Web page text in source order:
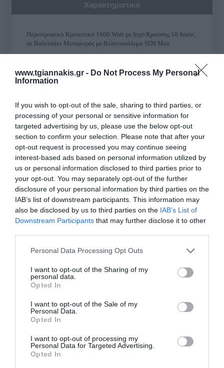
www.tgiannakis.gr - Do Not Process My Personal
Information
If you wish to opt-out of the sale, sharing to third parties, or
processing of your personal or sensitive information for
targeted advertising by us, please use the below opt-out
section to confirm your selection. Please note that after your
opt-out request is processed you may continue seeing
interest-based ads based on personal information utilized by
us or personal information disclosed to third parties prior to
your opt-out. You may separately opt-out of the further
disclosure of your personal information by third parties on the
IAB’s list of downstream participants. This information may
also be disclosed by us to third parties on the IAB’s List of
Downstream Participants that may further disclose it to other
Please note that this website/app uses one or more Google
not limited to your visit or usage behaviour. You may click to
grant or deny consent to Google and its third-party tags to
use your data for below specified purposes in below Google
consent section.
Personal Data Processing Opt Outs
I want to opt-out of the Sharing of my
personal data.
Opted In
I want to opt-out of the Sale of my
Personal Data.
Opted In
I want to opt-out of processing my
Personal Data for Targeted Advertising.
Opted In
Χαρακτηριστικά
Περιστροφικό Κρουστικό 1600 Watt με Ισχύ Κρούσης 10 Joule,
σε Βαλιτσάκι Μεταφοράς με Βελονοκάλεμα SDS Max
Τάση/Συχνότητα (V/Hz): 230/50
Ισχύς Κρούσης max. (Joule): 10
Υποδοχή Εργαλείου: SDS MAX
Διάτρηση σε Μπετόν (mm): Φ 40
Διαστάσεις Συσκ.ΜxΠxΥ (mm): 500x130x370
Βάρος (kg): 7,4
Βάρος Συσκευασίας (kg): 11,27
Πληροφορίες για το προϊον:
Πιστολέτο SDX MAX 3 Λειτουργιών (Κρούση με περιστροφή,
Κρούση , Επιλογή θέσης Καλεμιού)
Ενδεικτική λυχνία για ένδειξη τροφοδοσίας
Αντικραδασμική κύρια λαβή με αντιολισθητική επίστρωση
Πλαϊνή βοηθητική λαβή
Καλώδιο τροφοδοσίας 3 μέτρα
Λίπανση συστήματος κρούσης στη θύρα ελέγχου NLGI 2 - 113
gr (Mobil SHEC220 / Shell S5V100)
μεταφοράς
Bulle